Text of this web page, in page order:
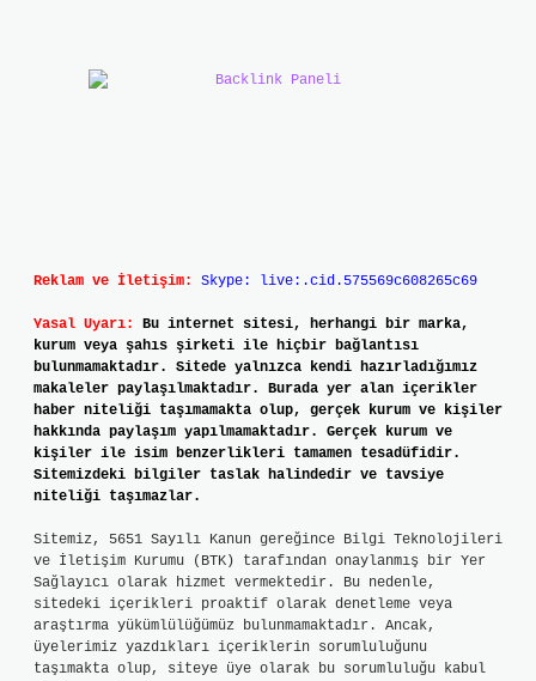
Reklam ve İletişim: Skype: live:.cid.575569c608265c69
Yasal Uyarı:
Bu internet sitesi, herhangi bir marka,
kurum veya şahıs şirketi ile hiçbir bağlantısı
bulunmamaktadır. Sitede yalnızca kendi hazırladığımız
makaleler paylaşılmaktadır. Burada yer alan içerikler
haber niteliği taşımamakta olup, gerçek kurum ve kişiler
hakkında paylaşım yapılmamaktadır. Gerçek kurum ve
kişiler ile isim benzerlikleri tamamen tesadüfidir.
Sitemizdeki bilgiler taslak halindedir ve tavsiye
niteliği taşımazlar.
Sitemiz, 5651 Sayılı Kanun gereğince Bilgi Teknolojileri
ve İletişim Kurumu (BTK) tarafından onaylanmış bir Yer
Sağlayıcı olarak hizmet vermektedir. Bu nedenle,
sitedeki içerikleri proaktif olarak denetleme veya
araştırma yükümlülüğümüz bulunmamaktadır. Ancak,
üyelerimiz yazdıkları içeriklerin sorumluluğunu
taşımakta olup, siteye üye olarak bu sorumluluğu kabul